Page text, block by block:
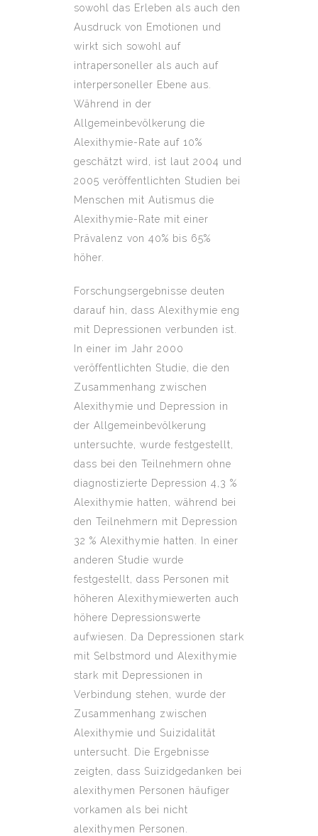
sowohl das Erleben als auch den
Ausdruck von Emotionen und
wirkt sich sowohl auf
intrapersoneller als auch auf
interpersoneller Ebene aus.
Während in der
Allgemeinbevölkerung die
Alexithymie-Rate auf 10%
geschätzt wird, ist laut 2004 und
2005 veröffentlichten Studien bei
Menschen mit Autismus die
Alexithymie-Rate mit einer
Prävalenz von 40% bis 65%
höher.
Forschungsergebnisse deuten
darauf hin, dass Alexithymie eng
mit Depressionen verbunden ist.
In einer im Jahr 2000
veröffentlichten Studie, die den
Zusammenhang zwischen
Alexithymie und Depression in
der Allgemeinbevölkerung
untersuchte, wurde festgestellt,
dass bei den Teilnehmern ohne
diagnostizierte Depression 4,3 %
Alexithymie hatten, während bei
den Teilnehmern mit Depression
32 % Alexithymie hatten. In einer
anderen Studie wurde
festgestellt, dass Personen mit
höheren Alexithymiewerten auch
höhere Depressionswerte
aufwiesen. Da Depressionen stark
mit Selbstmord und Alexithymie
stark mit Depressionen in
Verbindung stehen, wurde der
Zusammenhang zwischen
Alexithymie und Suizidalität
untersucht. Die Ergebnisse
zeigten, dass Suizidgedanken bei
alexithymen Personen häufiger
vorkamen als bei nicht
alexithymen Personen.